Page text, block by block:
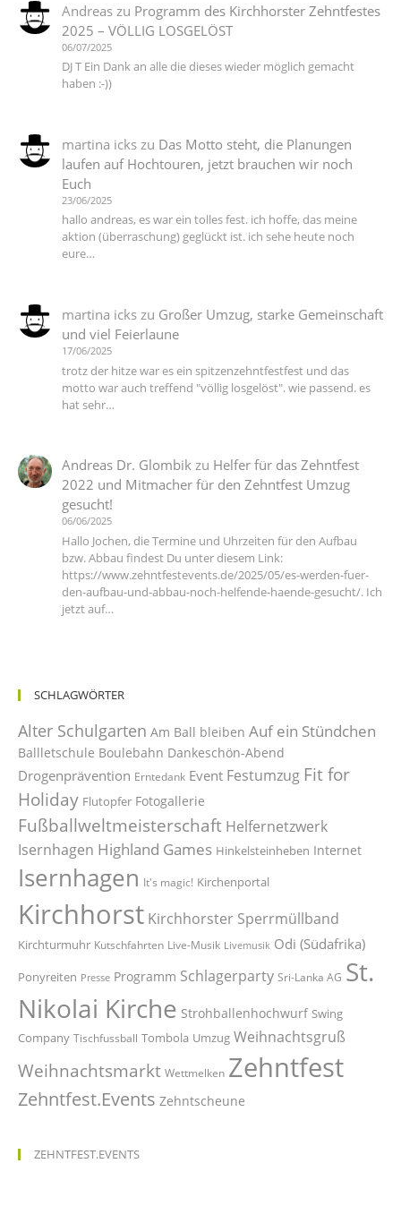
Andreaszu Programm des Kirchhorster Zehntfestes
2025 – VÖLLIG LOSGELÖST
06/07/2025
DJ T Ein Dank an alle die dieses wieder möglich gemacht
haben :-))
martina ickszu Das Motto steht, die Planungen
laufen auf Hochtouren, jetzt brauchen wir noch
Euch
23/06/2025
hallo andreas, es war ein tolles fest. ich hoffe, das meine
aktion (überraschung) geglückt ist. ich sehe heute noch
eure…
martina ickszu Großer Umzug, starke Gemeinschaft
und viel Feierlaune
17/06/2025
trotz der hitze war es ein spitzenzehntfestfest und das
motto war auch treffend "völlig losgelöst". wie passend. es
hat sehr…
Andreas Dr. Glombik zu Helfer für das Zehntfest
2022 und Mitmacher für den Zehntfest Umzug
gesucht!
06/06/2025
Hallo Jochen, die Termine und Uhrzeiten für den Aufbau
bzw. Abbau findest Du unter diesem Link:
https://www.zehntfestevents.de/2025/05/es-werden-fuer-
den-aufbau-und-abbau-noch-helfende-haende-gesucht/. Ich
jetzt auf…
SCHLAGWÖRTER
Alter Schulgarten Am Ball bleiben Auf ein Stündchen
Ballletschule Boulebahn Dankeschön-Abend
Drogenprävention Erntedank Event Festumzug Fit for
Holiday Flutopfer Fotogallerie
Fußballweltmeisterschaft Helfernetzwerk
Isernhagen Highland Games Hinkelsteinheben Internet
Isernhagen It's magic! Kirchenportal
Kirchhorst Kirchhorster Sperrmüllband
Kirchturmuhr Kutschfahrten Live-Musik Livemusik Odi (Südafrika)
Ponyreiten Presse Programm Schlagerparty Sri-Lanka AG St.
Nikolai Kirche Strohballenhochwurf Swing
Company Tischfussball Tombola Umzug Weihnachtsgruß
Weihnachtsmarkt Wettmelken Zehntfest
Zehntfest.Events Zehntscheune
ZEHNTFEST.EVENTS